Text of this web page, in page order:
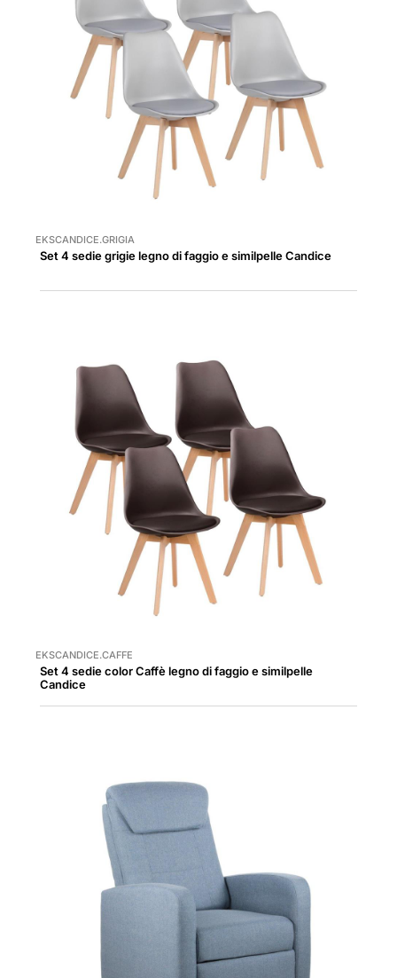
EKSCANDICE.GRIGIA
Set 4 sedie grigie legno di faggio e similpelle Candice
EKSCANDICE.CAFFE
Set 4 sedie color Caffè legno di faggio e similpelle
Candice